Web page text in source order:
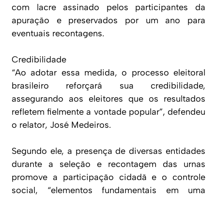
com lacre assinado pelos participantes da
apuração e preservados por um ano para
eventuais recontagens.
Credibilidade
“Ao adotar essa medida, o processo eleitoral
brasileiro reforçará sua credibilidade,
assegurando aos eleitores que os resultados
refletem fielmente a vontade popular”, defendeu
o relator, José Medeiros.
Segundo ele, a presença de diversas entidades
durante a seleção e recontagem das urnas
promove a participação cidadã e o controle
social, “elementos fundamentais em uma